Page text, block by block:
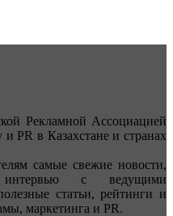
Рекламной Ассоциацией
PR в Казахстане и странах
самые свежие новости,
интервью с ведущими
статьи, рейтинги и
маркетинга и PR.